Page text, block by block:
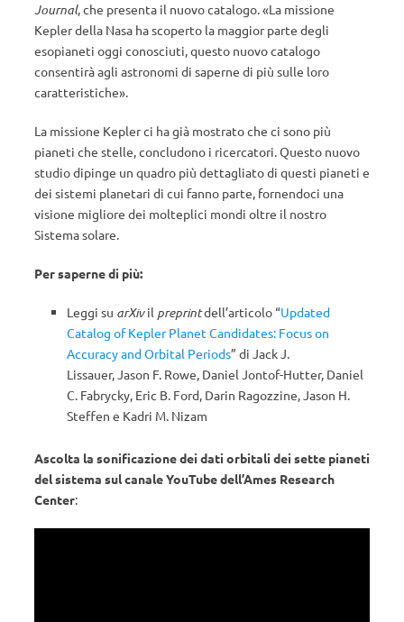
Journal, che presenta il nuovo catalogo. «La missione
Kepler della Nasa ha scoperto la maggior parte degli
esopianeti oggi conosciuti, questo nuovo catalogo
consentirà agli astronomi di saperne di più sulle loro
caratteristiche».
La missione Kepler ci ha già mostrato che ci sono più
pianeti che stelle, concludono i ricercatori. Questo nuovo
studio dipinge un quadro più dettagliato di questi pianeti e
dei sistemi planetari di cui fanno parte, fornendoci una
visione migliore dei molteplici mondi oltre il nostro
Sistema solare.
Per saperne di più:
Leggi su arXivil preprintdell’articolo “Updated
Catalog of Kepler Planet Candidates: Focus on
Accuracy and Orbital Periods” di Jack J.
Lissauer, Jason F. Rowe, Daniel Jontof-Hutter, Daniel
C. Fabrycky, Eric B. Ford, Darin Ragozzine, Jason H.
Steffen e Kadri M. Nizam
Ascolta la sonificazione dei dati orbitali dei sette pianeti
del sistema sul canale YouTube dell’Ames Research
Center: